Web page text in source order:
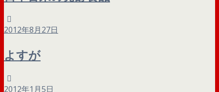
2012年8月27日
よすが
2012年1月5日